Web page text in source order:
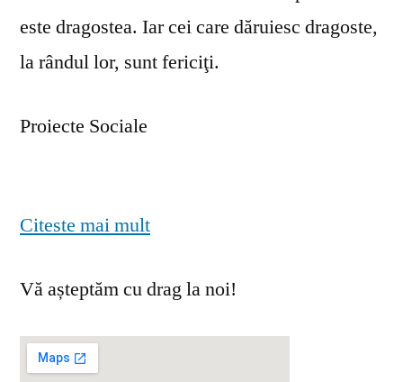
este dragostea. Iar cei care dăruiesc dragoste,
la rândul lor, sunt fericiţi.
Proiecte Sociale
Citeste mai mult
Vă așteptăm cu drag la noi!